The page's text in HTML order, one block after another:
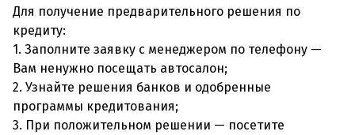
Для получение предварительного решения по
кредиту:
1. Заполните заявку с менеджером по телефону —
Вам ненужно посещать автосалон;
2. Узнайте решения банков и одобренные
программы кредитования;
3. При положительном решении — посетите